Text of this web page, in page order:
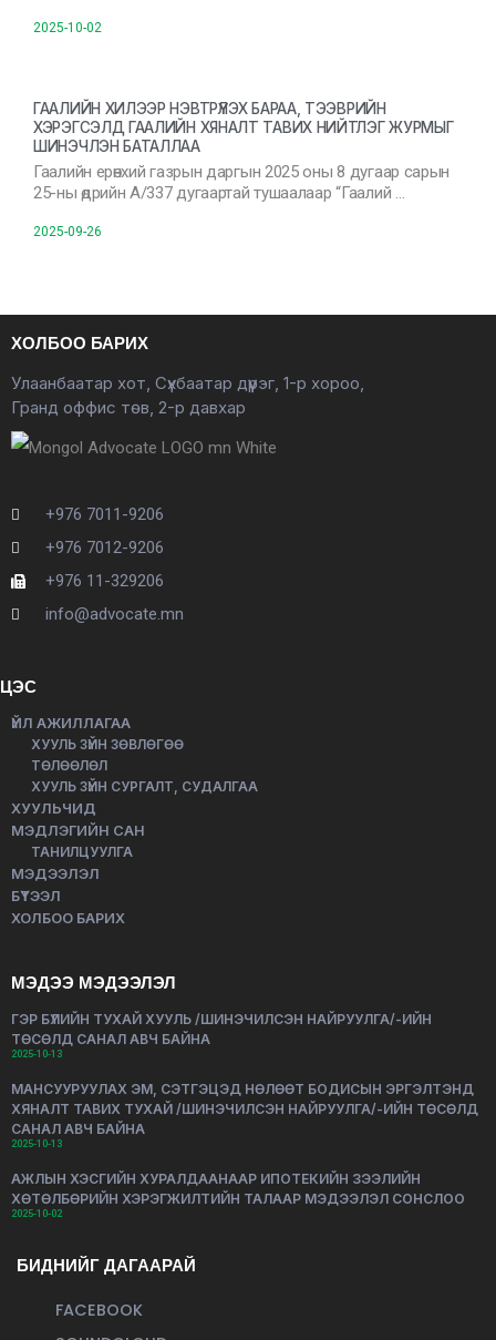
2025-10-02
ГААЛИЙН ХИЛЭЭР НЭВТРҮҮЛЭХ БАРАА, ТЭЭВРИЙН
ХЭРЭГСЭЛД ГААЛИЙН ХЯНАЛТ ТАВИХ НИЙТЛЭГ ЖУРМЫГ
ШИНЭЧЛЭН БАТАЛЛАА
Гаалийн ерөнхий газрын даргын 2025 оны 8 дугаар сарын
25-ны өдрийн А/337 дугаартай тушаалаар “Гаалий …
2025-09-26
ХОЛБОО БАРИХ
Улаанбаатар хот, Сүхбаатар дүүрэг, 1-р хороо,
Гранд оффис төв, 2-р давхар
+976 7011-9206
+976 7012-9206
+976 11-329206
info@advocate.mn
ЦЭС
ҮЙЛ АЖИЛЛАГАА
ХУУЛЬ ЗҮЙН ЗӨВЛӨГӨӨ
ТӨЛӨӨЛӨЛ
ХУУЛЬ ЗҮЙН СУРГАЛТ, СУДАЛГАА
ХУУЛЬЧИД
МЭДЛЭГИЙН САН
ТАНИЛЦУУЛГА
МЭДЭЭЛЭЛ
БҮТЭЭЛ
ХОЛБОО БАРИХ
МЭДЭЭ МЭДЭЭЛЭЛ
ГЭР БҮЛИЙН ТУХАЙ ХУУЛЬ /ШИНЭЧИЛСЭН НАЙРУУЛГА/-ИЙН
ТӨСӨЛД САНАЛ АВЧ БАЙНА
2025-10-13
МАНСУУРУУЛАХ ЭМ, СЭТГЭЦЭД НӨЛӨӨТ БОДИСЫН ЭРГЭЛТЭНД
ХЯНАЛТ ТАВИХ ТУХАЙ /ШИНЭЧИЛСЭН НАЙРУУЛГА/-ИЙН ТӨСӨЛД
САНАЛ АВЧ БАЙНА
2025-10-13
АЖЛЫН ХЭСГИЙН ХУРАЛДААНААР ИПОТЕКИЙН ЗЭЭЛИЙН
ХӨТӨЛБӨРИЙН ХЭРЭГЖИЛТИЙН ТАЛААР МЭДЭЭЛЭЛ СОНСЛОО
2025-10-02
БИДНИЙГ ДАГААРАЙ
FACEBOOK